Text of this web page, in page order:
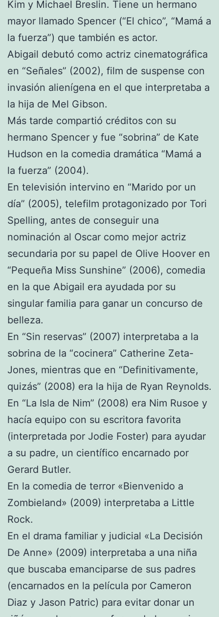
Kim y Michael Breslin. Tiene un hermano
mayor llamado Spencer (“El chico”, “Mamá a
la fuerza”) que también es actor.
Abigail debutó como actriz cinematográfica
en “Señales” (2002), film de suspense con
invasión alienígena en el que interpretaba a
la hija de Mel Gibson.
Más tarde compartió créditos con su
hermano Spencer y fue “sobrina” de Kate
Hudson en la comedia dramática “Mamá a
la fuerza” (2004).
En televisión intervino en “Marido por un
día” (2005), telefilm protagonizado por Tori
Spelling, antes de conseguir una
nominación al Oscar como mejor actriz
secundaria por su papel de Olive Hoover en
“Pequeña Miss Sunshine” (2006), comedia
en la que Abigail era ayudada por su
singular familia para ganar un concurso de
belleza.
En “Sin reservas” (2007) interpretaba a la
sobrina de la “cocinera” Catherine Zeta-
Jones, mientras que en “Definitivamente,
quizás” (2008) era la hija de Ryan Reynolds.
En “La Isla de Nim” (2008) era Nim Rusoe y
hacía equipo con su escritora favorita
(interpretada por Jodie Foster) para ayudar
a su padre, un científico encarnado por
Gerard Butler.
En la comedia de terror «Bienvenido a
Zombieland» (2009) interpretaba a Little
Rock.
En el drama familiar y judicial «La Decisión
De Anne» (2009) interpretaba a una niña
que buscaba emanciparse de sus padres
(encarnados en la película por Cameron
Diaz y Jason Patric) para evitar donar un